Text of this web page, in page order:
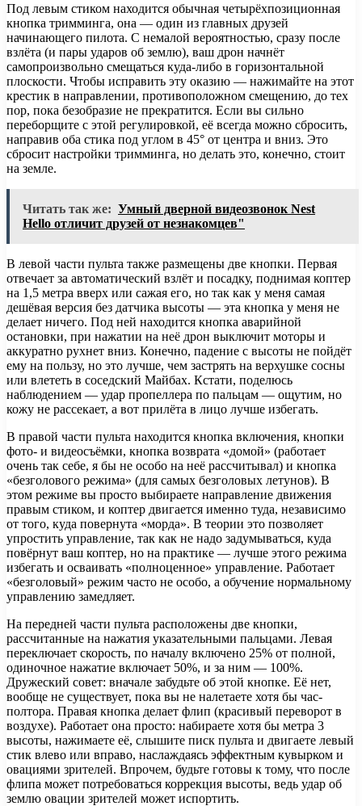
Под левым стиком находится обычная четырёхпозиционная
кнопка тримминга, она — один из главных друзей
начинающего пилота. С немалой вероятностью, сразу после
взлёта (и пары ударов об землю), ваш дрон начнёт
самопроизвольно смещаться куда-либо в горизонтальной
плоскости. Чтобы исправить эту оказию — нажимайте на этот
крестик в направлении, противоположном смещению, до тех
пор, пока безобразие не прекратится. Если вы сильно
переборщите с этой регулировкой, её всегда можно сбросить,
направив оба стика под углом в 45° от центра и вниз. Это
сбросит настройки тримминга, но делать это, конечно, стоит
на земле.
Читать так же: Умный дверной видеозвонок Nest
Hello отличит друзей от незнакомцев"
В левой части пульта также размещены две кнопки. Первая
отвечает за автоматический взлёт и посадку, поднимая коптер
на 1,5 метра вверх или сажая его, но так как у меня самая
дешёвая версия без датчика высоты — эта кнопка у меня не
делает ничего. Под ней находится кнопка аварийной
остановки, при нажатии на неё дрон выключит моторы и
аккуратно рухнет вниз. Конечно, падение с высоты не пойдёт
ему на пользу, но это лучше, чем застрять на верхушке сосны
или влететь в соседский Майбах. Кстати, поделюсь
наблюдением — удар пропеллера по пальцам — ощутим, но
кожу не рассекает, а вот прилёта в лицо лучше избегать.
В правой части пульта находится кнопка включения, кнопки
фото- и видеосъёмки, кнопка возврата «домой» (работает
очень так себе, я бы не особо на неё рассчитывал) и кнопка
«безголового режима» (для самых безголовых летунов). В
этом режиме вы просто выбираете направление движения
правым стиком, и коптер двигается именно туда, независимо
от того, куда повернута «морда». В теории это позволяет
упростить управление, так как не надо задумываться, куда
повёрнут ваш коптер, но на практике — лучше этого режима
избегать и осваивать «полноценное» управление. Работает
«безголовый» режим часто не особо, а обучение нормальному
управлению замедляет.
На передней части пульта расположены две кнопки,
рассчитанные на нажатия указательными пальцами. Левая
переключает скорость, по началу включено 25% от полной,
одиночное нажатие включает 50%, и за ним — 100%.
Дружеский совет: вначале забудьте об этой кнопке. Её нет,
вообще не существует, пока вы не налетаете хотя бы час-
полтора. Правая кнопка делает флип (красивый переворот в
воздухе). Работает она просто: набираете хотя бы метра 3
высоты, нажимаете её, слышите писк пульта и двигаете левый
стик влево или вправо, наслаждаясь эффектным кувырком и
овациями зрителей. Впрочем, будьте готовы к тому, что после
флипа может потребоваться коррекция высоты, ведь удар об
землю овации зрителей может испортить.